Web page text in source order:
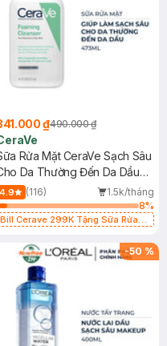
₫490.000 ₫
Rửa Mặt CeraVe Sạch Sâu
Da Thường Đến Da Dầu
4.9 (116)
1.5k/tháng
8%
Bill Cerave 299K Tặng Sữa Rửa
-50 %